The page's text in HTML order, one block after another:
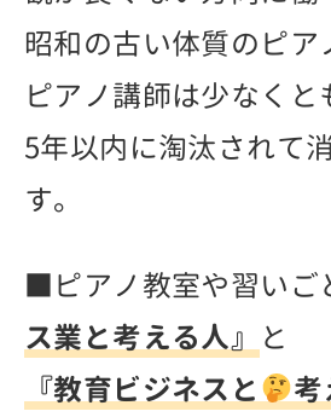
昭和の古い体質のピア
ピアノ講師は少なくと
5年以内に淘汰されて
す。
■ピアノ教室や習いご
ス業と考える人』 と
『教育ビジネスと
考